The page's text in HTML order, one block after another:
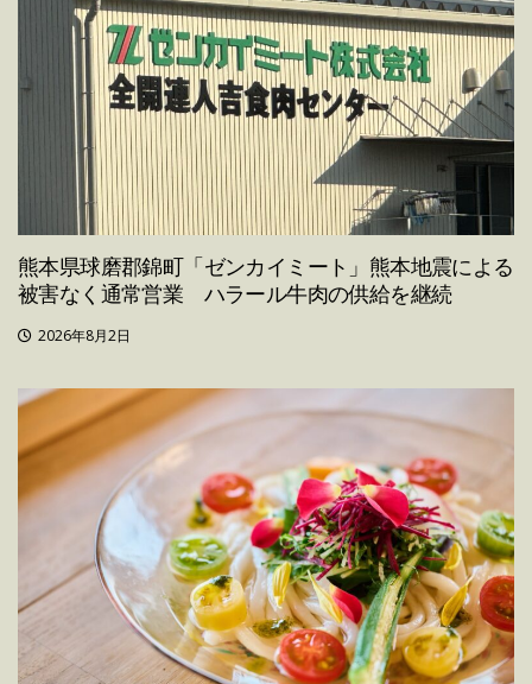
熊本県球磨郡錦町「ゼンカイミート」熊本地震による
被害なく通常営業 ハラール牛肉の供給を継続
2026年8月2日